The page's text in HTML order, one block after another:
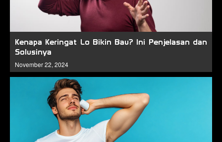
Kenapa Keringat Lo Bikin Bau? Ini Penjelasan dan
Solusinya
November 22, 2024